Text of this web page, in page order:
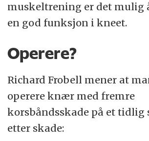
muskeltrening er det mulig
en god funksjon i kneet.
Operere?
Richard Frobell mener at
operere knær med fremre
korsbåndsskade på et tidlig
etter skade: